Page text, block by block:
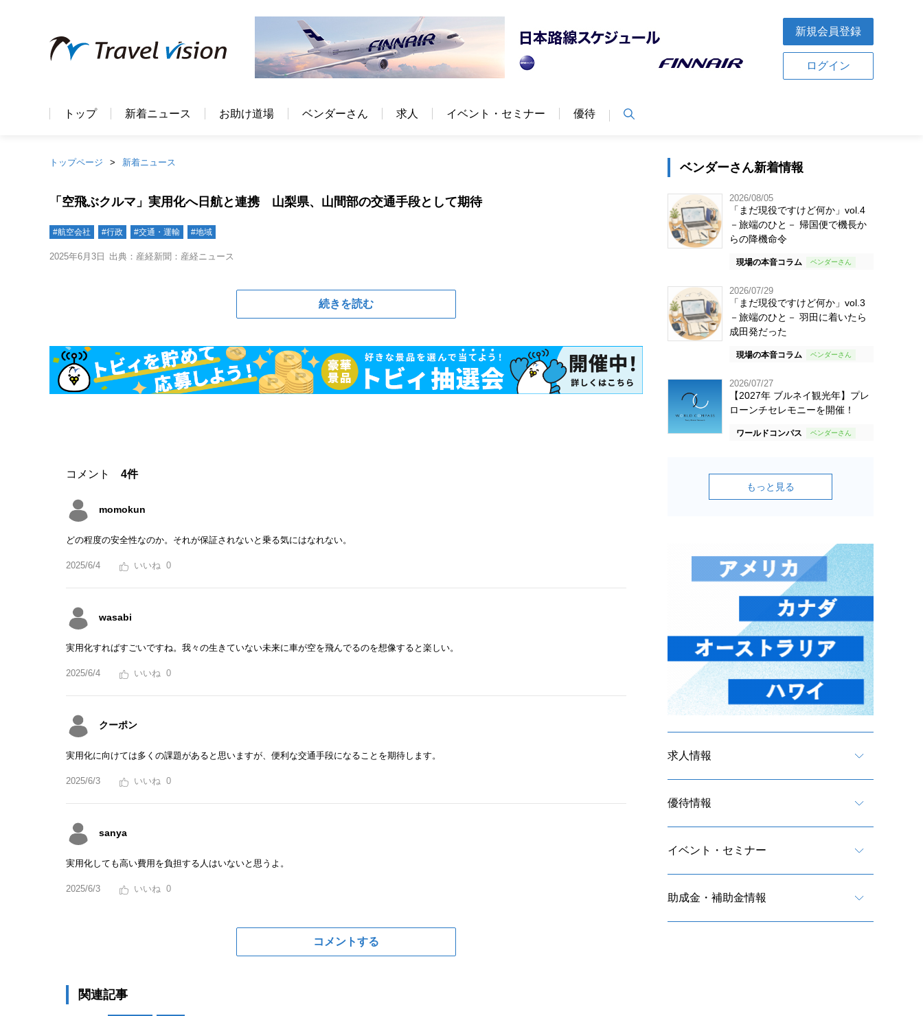
新規会員登録
ログイン
トップ 新着ニュース お助け道場 ベンダーさん 求人 イベント・セミナー 優待
トップページ 新着ニュース
「空飛ぶクルマ」実用化へ日航と連携 山梨県、山間部の交通手段として期待
#航空会社 #行政 #交通・運輸 #地域
2025年6月3日 出典：産経新聞：産経ニュース
続きを読む
コメント 4件
momokun
どの程度の安全性なのか。それが保証されないと乗る気にはなれない。
2025/6/4 0
wasabi
実用化すればすごいですね。我々の生きていない未来に車が空を飛んでるのを想像すると楽しい。
2025/6/4 0
クーポン
実用化に向けては多くの課題があると思いますが、便利な交通手段になることを期待します。
2025/6/3 0
sanya
実用化しても高い費用を負担する人はいないと思うよ。
2025/6/3 0
コメントする
関連記事
ベンダーさん新着情報
2026/08/05
「まだ現役ですけど何か」vol.4
－旅端のひと－ 帰国便で機長か
らの降機命令
現場の本音コラム
2026/07/29
「まだ現役ですけど何か」vol.3
－旅端のひと－ 羽田に着いたら
成田発だった
現場の本音コラム
2026/07/27
【2027年 ブルネイ観光年】プレ
ローンチセレモニーを開催！
ワールドコンパス
もっと見る
求人情報
優待情報
イベント・セミナー
助成金・補助金情報